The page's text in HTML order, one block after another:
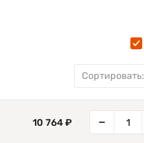
Сортировать:
10 764 ₽